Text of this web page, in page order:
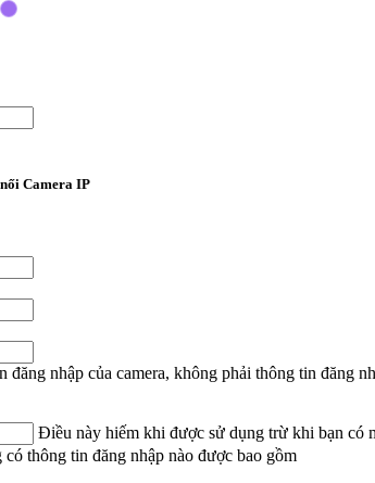
Camera IP
nhập của camera, không phải thông tin đăng
Điều này hiếm khi được sử dụng trừ khi bạn có
có thông tin đăng nhập nào được bao gồm